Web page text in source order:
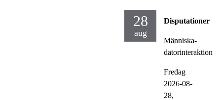
28
aug
Disputationer
Människa-
datorinteraktion
Fredag
2026-08-
28,